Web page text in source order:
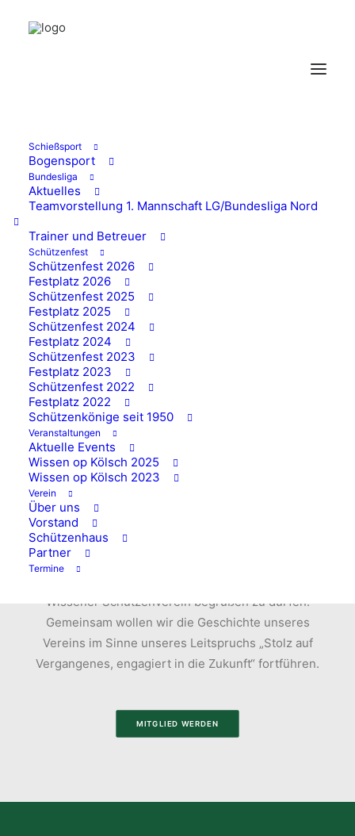
Schießsport
Bogensport
Bundesliga
Aktuelles
Teamvorstellung 1. Mannschaft LG/Bundesliga Nord
Trainer und Betreuer
Schützenfest
Schützenfest 2026
Festplatz 2026
Schützenfest 2025
Festplatz 2025
Schützenfest 2024
Festplatz 2024
Schützenfest 2023
Festplatz 2023
Schützenfest 2022
Festplatz 2022
Schützenkönige seit 1950
Veranstaltungen
Aktuelle Events
Wissen op Kölsch 2025
Wissen op Kölsch 2023
Verein
Über uns
Vorstand
Schützenhaus
Partner
Termine
Submit Venue Form
Please login as organizer to add venue!
Werde Mitglied im
Wissener
Schützenverein e.V.
Wissener Schützenverein begrüßen zu dürfen.
Gemeinsam wollen wir die Geschichte unseres
Vereins im Sinne unseres Leitspruchs „Stolz auf
Vergangenes, engagiert in die Zukunft“ fortführen.
MITGLIED WERDEN